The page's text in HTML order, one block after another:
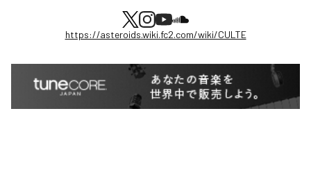
https://asteroids.wiki.fc2.com/wiki/CULTE